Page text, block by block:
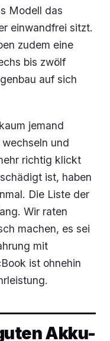
Modell das
einwandfrei sitzt.
zudem eine
bis zwölf
auf sich
jemand
und
richtig klickt
ist, haben
Die Liste der
Wir raten
machen, es sei
mit
ist ohnehin
Akku-